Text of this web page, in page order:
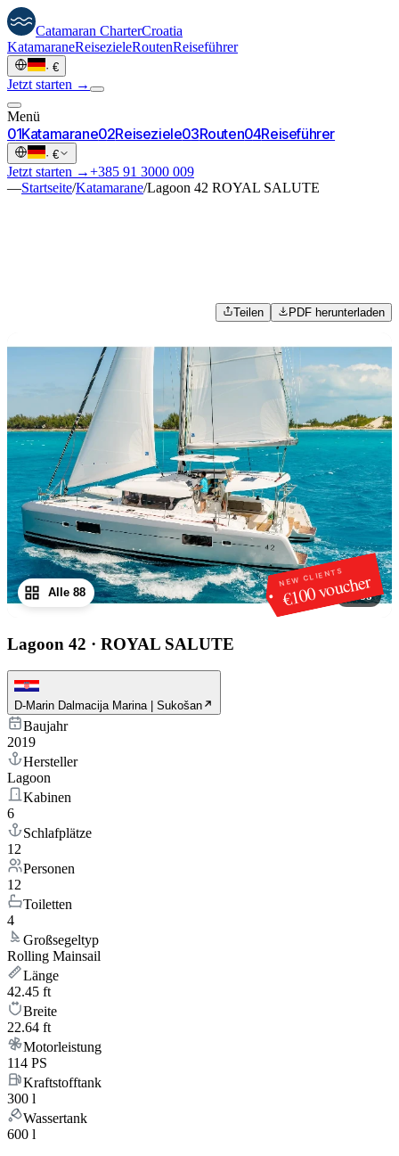
Catamaran CharterCroatia
KatamaraneReisezieleRoutenReiseführer
· €
Jetzt starten →
Menü
01Katamarane02Reiseziele03Routen04Reiseführer
· €
Jetzt starten →+385 91 3000 009
—Startseite/Katamarane/Lagoon 42 ROYAL SALUTE
Teilen PDF herunterladen
NEW CLIENTS
€100 voucher
1/88
Alle 88
Lagoon 42 · ROYAL SALUTE
D-Marin Dalmacija Marina | Sukošan
Baujahr
2019
Hersteller
Lagoon
Kabinen
6
Schlafplätze
12
Personen
12
Toiletten
4
Großsegeltyp
Rolling Mainsail
Länge
42.45 ft
Breite
22.64 ft
Motorleistung
114 PS
Kraftstofftank
300 l
Wassertank
600 l